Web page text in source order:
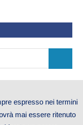
espresso nei termini
mai essere ritenuto